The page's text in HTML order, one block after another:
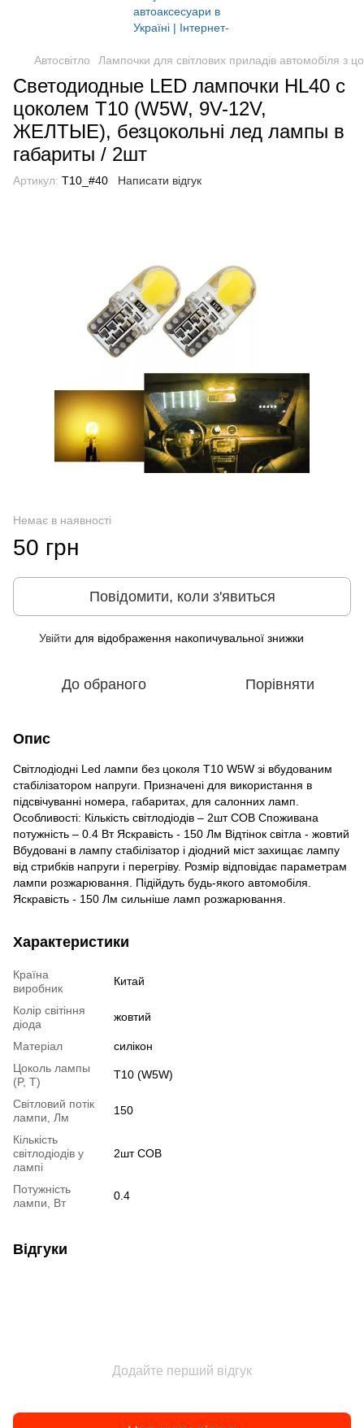
Автосвітло Лампочки для світлових приладів автомобіля з
Светодиодные LED лампочки HL40 с
цоколем T10 (W5W, 9V-12V,
ЖЕЛТЫЕ), безцокольні лед лампы в
габариты / 2шт
Артикул: T10_#40 Написати відгук
Немає в наявності
50 грн
Повідомити, коли з'явиться
Увійти для відображення накопичувальної знижки
До обраного Порівняти
Опис
Світлодіодні Led лампи без цоколя T10 W5W зі вбудованим
стабілізатором напруги. Призначені для використання в
підсвічуванні номера, габаритах, для салонних ламп.
Особливості: Кількість світлодіодів – 2шт COB Споживана
потужність – 0.4 Вт Яскравість - 150 Лм Відтінок світла - жовтий
Вбудовані в лампу стабілізатор і діодний міст захищає лампу
від стрибків напруги і перегріву. Розмір відповідає параметрам
лампи розжарювання. Підійдуть будь-якого автомобіля.
Яскравість - 150 Лм сильніше ламп розжарювання.
Характеристики
Країна
виробник
Китай
Колір світіння
діода
жовтий
Матеріал
силікон
Цоколь лампы
(P, T)
T10 (W5W)
Світловий потік
лампи, Лм
150
Кількість
світлодіодів у
лампі
2шт COB
Потужність
лампи, Вт
0.4
Відгуки
Додайте перший відгук